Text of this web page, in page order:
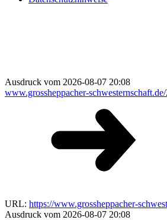
Ausdruck vom 2026-08-07 20:08
www.grossheppacher-
URL: https://www.grossheppacher-
Ausdruck vom 2026-08-07 20:08